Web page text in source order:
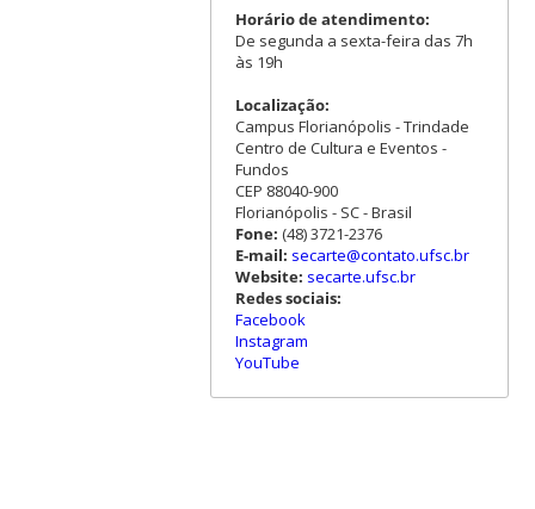
Horário de atendimento:
De segunda a sexta-feira das 7h
às 19h
Localização:
Campus Florianópolis - Trindade
Centro de Cultura e Eventos -
Fundos
CEP 88040-900
Florianópolis - SC - Brasil
Fone: (48) 3721-2376
E-mail: secarte@contato.ufsc.br
Website: secarte.ufsc.br
Redes sociais:
Facebook
Instagram
YouTube